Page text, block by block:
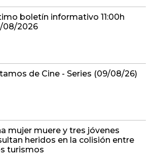
boletín informativo 11:00h
08/2026
de Cine - Series (09/08/26)
mujer muere y tres jóvenes
heridos en la colisión entre
turismos